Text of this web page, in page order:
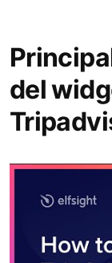
del